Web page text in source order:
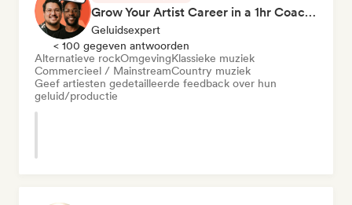
Grow Your Artist Career in a 1hr Coaching Session
Geluidsexpert
< 100 gegeven antwoorden
Alternatieve rockOmgevingKlassieke muziek
Commercieel / MainstreamCountry muziek
Geef artiesten gedetailleerde feedback over hun
geluid/productie